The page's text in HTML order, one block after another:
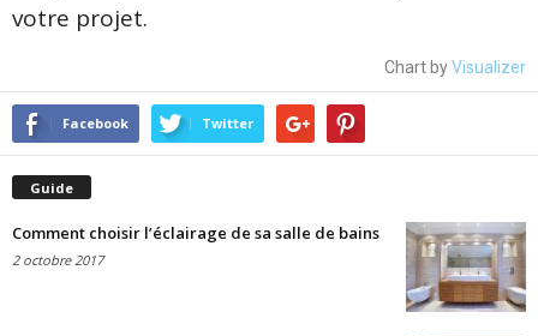
votre projet.
Chart byVisualizer
Facebook Twitter
Guide
Comment choisir l’éclairage de sa salle de bains
2 octobre 2017